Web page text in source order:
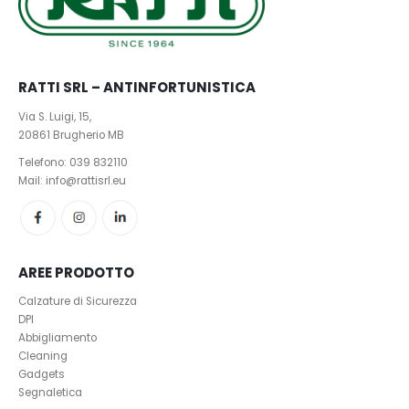
RATTI SRL – ANTINFORTUNISTICA
Via S. Luigi, 15,
20861 Brugherio MB
Telefono: 039 832110
Mail: info@rattisrl.eu
AREE PRODOTTO
Calzature di Sicurezza
DPI
Abbigliamento
Cleaning
Gadgets
Segnaletica